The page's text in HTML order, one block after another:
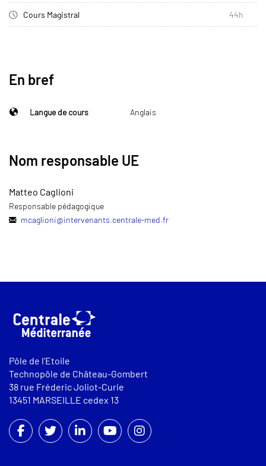
Cours Magistral 44h
En bref
Langue de cours Anglais
Nom responsable UE
Matteo Caglioni
Responsable pédagogique
mcaglioni@intervenants.centrale-med.fr
Pôle de l'Etoile
Technopôle de Château-Gombert
38 rue Fréderic Joliot-Curie
13451 MARSEILLE cedex 13